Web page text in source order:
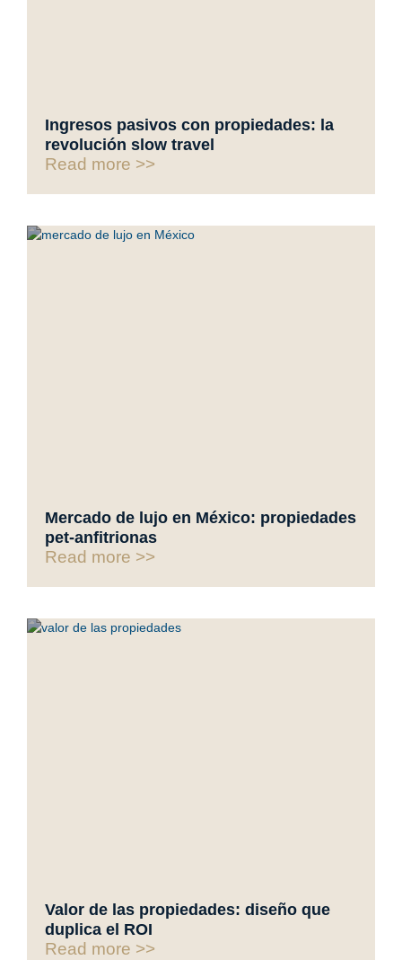
Ingresos pasivos con propiedades: la
revolución slow travel
Read more >>
Mercado de lujo en México: propiedades
pet-anfitrionas
Read more >>
Valor de las propiedades: diseño que
duplica el ROI
Read more >>